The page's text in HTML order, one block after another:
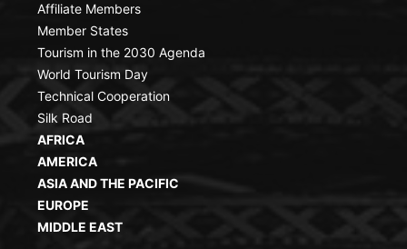
Affiliate Members
Member States
Tourism in the 2030 Agenda
World Tourism Day
Technical Cooperation
Silk Road
AFRICA
AMERICA
ASIA AND THE PACIFIC
EUROPE
MIDDLE EAST